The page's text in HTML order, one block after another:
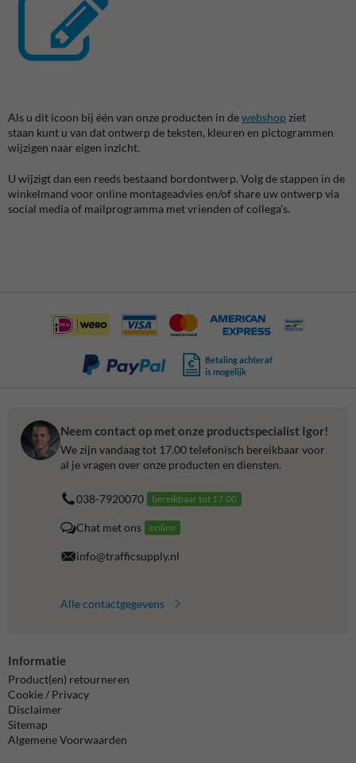
Als u dit icoon bij één van onze producten in dewebshopziet
staan kunt u van dat ontwerp de teksten, kleuren en pictogrammen
wijzigen naar eigen inzicht.
U wijzigt dan een reeds bestaand bordontwerp. Volg de stappen in de
winkelmand voor online montageadvies en/of share uw ontwerp via
social media of mailprogramma met vrienden of collega's.
Betaling achteraf
is mogelijk
Neem contact op met onze productspecialist Igor!
We zijn vandaag tot 17.00 telefonisch bereikbaar voor
al je vragen over onze producten en diensten.
038-7920070 bereikbaar tot 17.00
Chat met ons online
info@trafficsupply.nl
Alle contactgegevens
Informatie
Product(en) retourneren
Cookie / Privacy
Disclaimer
Sitemap
Algemene Voorwaarden